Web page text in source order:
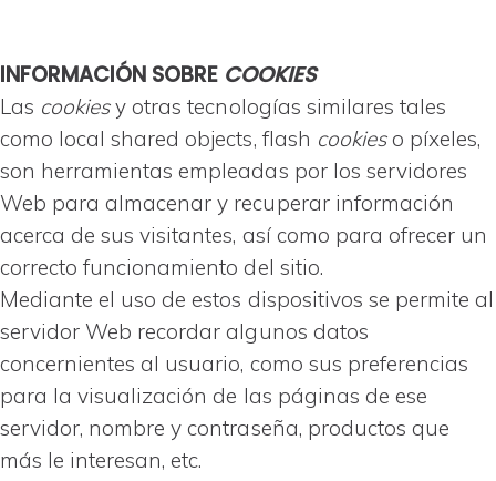
INFORMACIÓN SOBRE COOKIES
Las cookiesy otras tecnologías similares tales
como local shared objects, flash cookieso píxeles,
son herramientas empleadas por los servidores
Web para almacenar y recuperar información
acerca de sus visitantes, así como para ofrecer un
correcto funcionamiento del sitio.
Mediante el uso de estos dispositivos se permite al
servidor Web recordar algunos datos
concernientes al usuario, como sus preferencias
para la visualización de las páginas de ese
servidor, nombre y contraseña, productos que
más le interesan, etc.